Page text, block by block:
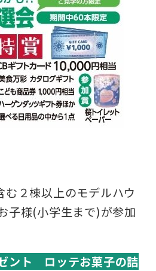
む２棟以上のモデルハウ
子様(小学生まで)が参加
ント ロッテお菓子の詰